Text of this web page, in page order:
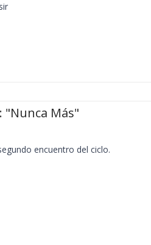
"Nunca Más"
encuentro del ciclo.